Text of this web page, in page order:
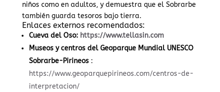
niños como en adultos, y demuestra que el Sobrarbe
también guarda tesoros bajo tierra.
Enlaces externos recomendados:
Cueva del Oso: https://www.tellasin.com
Museos y centros del Geoparque Mundial UNESCO
Sobrarbe-Pirineos:
https://www.geoparquepirineos.com/centros-de-
interpretacion/